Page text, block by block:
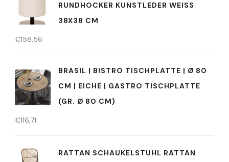
RUNDHOCKER KUNSTLEDER WEISS
38X38 CM
€158,56
BRASIL | BISTRO TISCHPLATTE | Ø 80
CM | EICHE | GASTRO TISCHPLATTE
(GR. Ø 80 CM)
€116,71
RATTAN SCHAUKELSTUHL RATTAN